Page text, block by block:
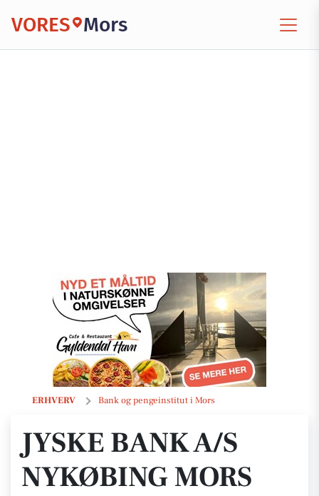
VORES Mors
ERHVERV Bank og pengeinstitut i Mors
Jyske Bank A/S Nykøbing Mors
JYSKE BANK A/S
NYKØBING MORS